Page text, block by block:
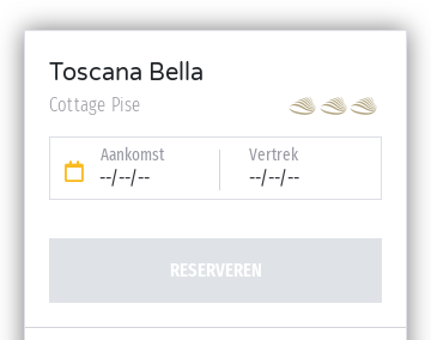
Toscana Bella
Cottage Pise
Aankomst
--/--/--
Vertrek
--/--/--
RESERVEREN